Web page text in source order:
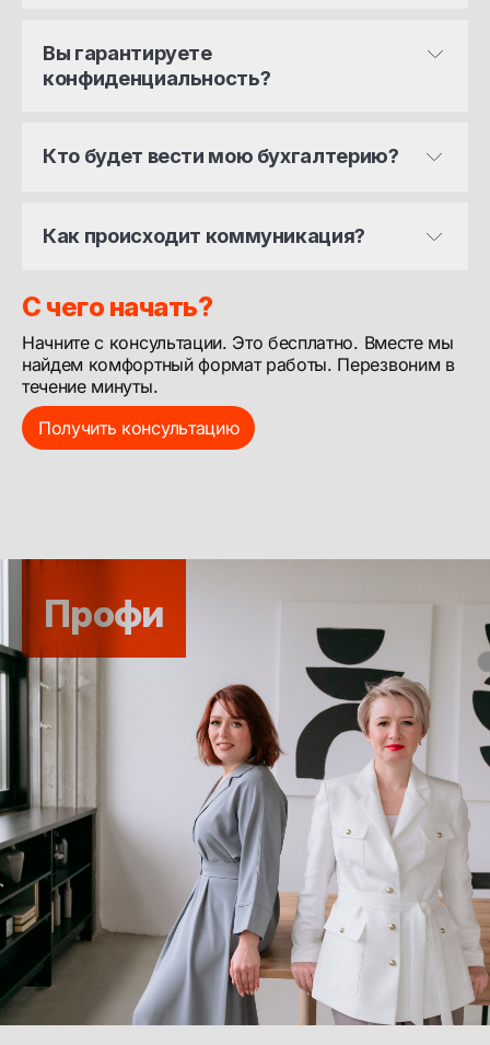
Вы гарантируете
конфиденциальность?
Кто будет вести мою бухгалтерию?
Как происходит коммуникация?
С чего начать?
Начните с консультации. Это бесплатно. Вместе мы
найдем комфортный формат работы. Перезвоним в
течение минуты.
Получить консультацию
Профи